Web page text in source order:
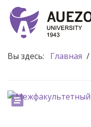
Вы здесь: Главная /